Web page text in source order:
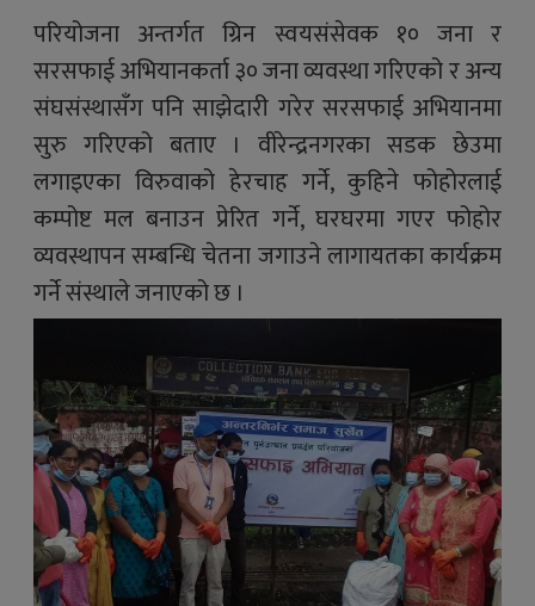
परियोजना अन्तर्गत ग्रिन स्वयसंसेवक १० जना र
सरसफाई अभियानकर्ता ३० जना व्यवस्था गरिएको र अन्य
संघसंस्थासँग पनि साझेदारी गरेर सरसफाई अभियानमा
सुरु गरिएको बताए । वीरेन्द्रनगरका सडक छेउमा
लगाइएका विरुवाको हेरचाह गर्ने, कुहिने फोहोरलाई
कम्पोष्ट मल बनाउन प्रेरित गर्ने, घरघरमा गएर फोहोर
व्यवस्थापन सम्बन्धि चेतना जगाउने लागायतका कार्यक्रम
गर्ने संस्थाले जनाएको छ ।